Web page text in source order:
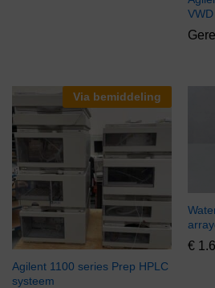
Via bemiddeling
Agilent 1100 series Prep HPLC
systeem
€